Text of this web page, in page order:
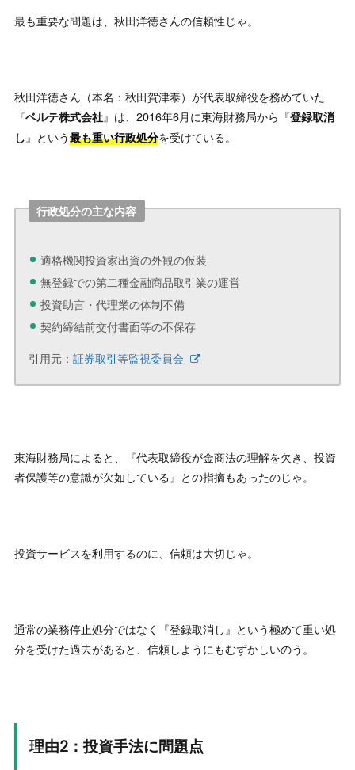
最も重要な問題は、秋田洋徳さんの信頼性じゃ。
秋田洋徳さん（本名：秋田賀津泰）が代表取締役を務めていた
『ベルテ株式会社』は、2016年6月に東海財務局から『登録取消
し 』という最も重い行政処分を受けている。
行政処分の主な内容
適格機関投資家出資の外観の仮装
無登録での第二種金融商品取引業の運営
投資助言・代理業の体制不備
契約締結前交付書面等の不保存
引用元：証券取引等監視委員会
東海財務局によると、『代表取締役が金商法の理解を欠き、投資
者保護等の意識が欠如している』との指摘もあったのじゃ。
投資サービスを利用するのに、信頼は大切じゃ。
通常の業務停止処分ではなく『登録取消し』という極めて重い処
分を受けた過去があると、信頼しようにもむずかしいのう。
理由2：投資手法に問題点